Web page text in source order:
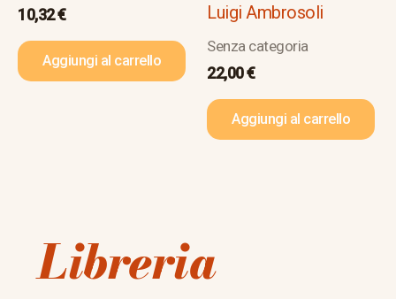
10,32€
Aggiungi al carrello
Luigi Ambrosoli
Senza categoria
22,00€
Aggiungi al carrello
Libreria